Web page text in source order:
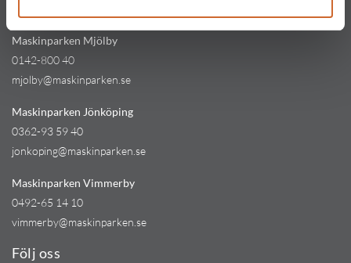
Maskinparken Mjölby
0142-800 40
mjolby@maskinparken.se
Maskinparken Jönköping
0362-93 59 40
jonkoping@maskinparken.se
Maskinparken Vimmerby
0492-65 14 10
vimmerby@maskinparken.se
Följ oss